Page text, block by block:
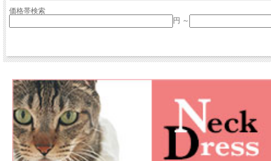
価格帯検索
円 ～